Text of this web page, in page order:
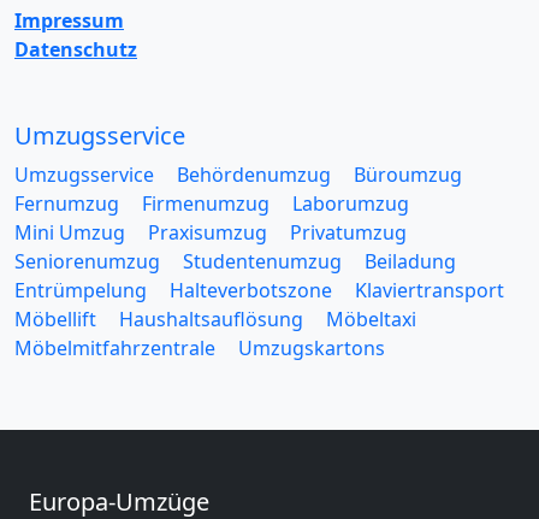
Impressum
Datenschutz
Umzugsservice
Umzugsservice Behördenumzug
Büroumzug
Fernumzug
Firmenumzug
Laborumzug
Mini Umzug
Praxisumzug
Privatumzug
Seniorenumzug
Studentenumzug
Beiladung
Entrümpelung
Halteverbotszone
Klaviertransport
Möbellift
Haushaltsauflösung
Möbeltaxi
Möbelmitfahrzentrale
Umzugskartons
Europa-Umzüge